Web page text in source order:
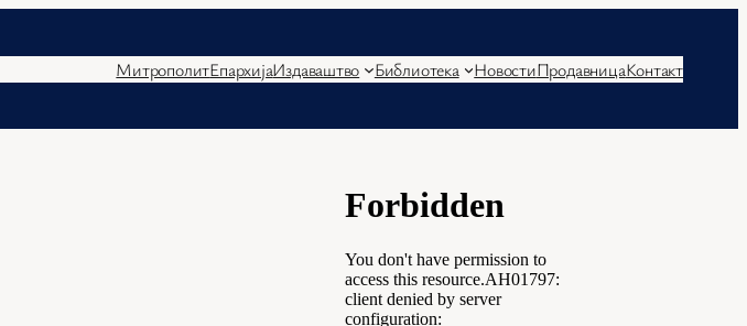
МитрополитЕпархијаИздаваштво Библиотека НовостиПродавницаКонтакт